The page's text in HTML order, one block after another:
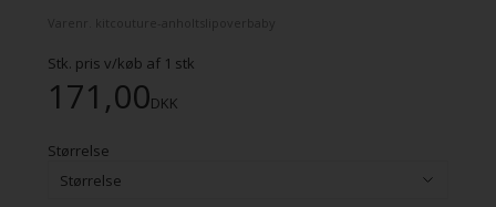
Stk. pris v/køb af 1 stk
171,00DKK
Størrelse